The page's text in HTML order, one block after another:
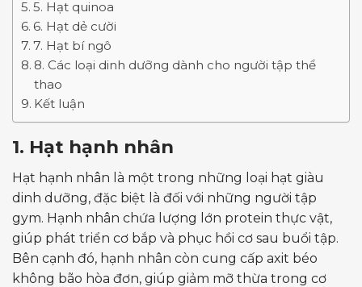
5. Hạt quinoa
6. Hạt dẻ cười
7. Hạt bí ngô
8. Các loại dinh dưỡng dành cho người tập thể
thao
Kết luận
1. Hạt hạnh nhân
Hạt hạnh nhân là một trong những loại hạt giàu
dinh dưỡng, đặc biệt là đối với những người tập
gym. Hạnh nhân chứa lượng lớn protein thực vật,
giúp phát triển cơ bắp và phục hồi cơ sau buổi tập.
Bên cạnh đó, hạnh nhân còn cung cấp axit béo
không bão hòa đơn, giúp giảm mỡ thừa trong cơ